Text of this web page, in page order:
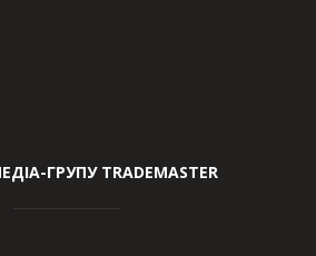
ГРУПУ TRADEMASTER